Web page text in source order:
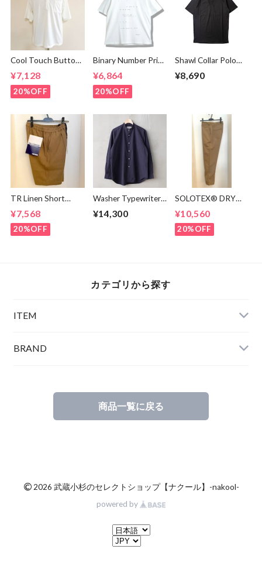
Cool Touch Button
Down Polo Off
White
¥7,128
20%OFF
Binary Number Print
T-shirts White
¥6,864
20%OFF
Shawl Collar Polo
Shirts Black
¥8,690
TR Linen Short
¥7,568
20%OFF
Washer Typewriter
Collar Shirt Mid
¥14,300
SOLOTEX® DRY
Beige
¥10,560
20%OFF
カテゴリから探す
ITEM
BRAND
商品一覧に戻る
©2026 武蔵小杉のセレクトショップ【ナクール】-nakool-
powered by